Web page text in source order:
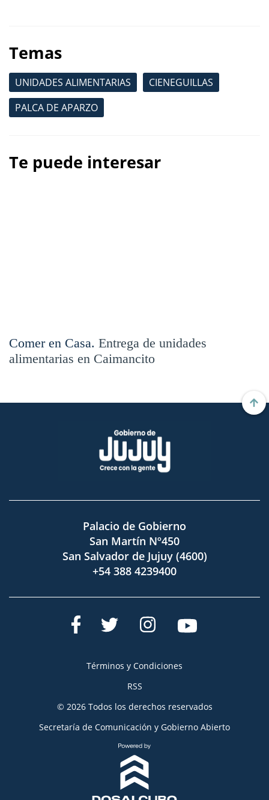
Temas
UNIDADES ALIMENTARIAS
CIENEGUILLAS
PALCA DE APARZO
Te puede interesar
Comer en Casa. Entrega de unidades
alimentarias en Caimancito
Palacio de Gobierno
San Martín Nº450
San Salvador de Jujuy (4600)
+54 388 4239400
Términos y Condiciones
RSS
© 2026 Todos los derechos reservados
Secretaría de Comunicación y Gobierno Abierto